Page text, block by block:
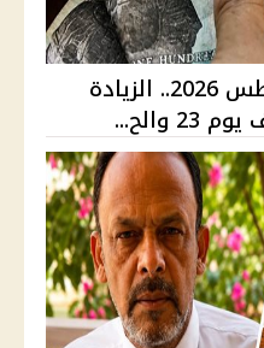
موعد صرف مرتبات أغسطس 2026.. الزيادة